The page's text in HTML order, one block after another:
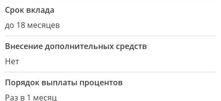
Срок вклада
до 18 месяцев
Внесение дополнительных средств
Нет
Порядок выплаты процентов
Раз в 1 месяц